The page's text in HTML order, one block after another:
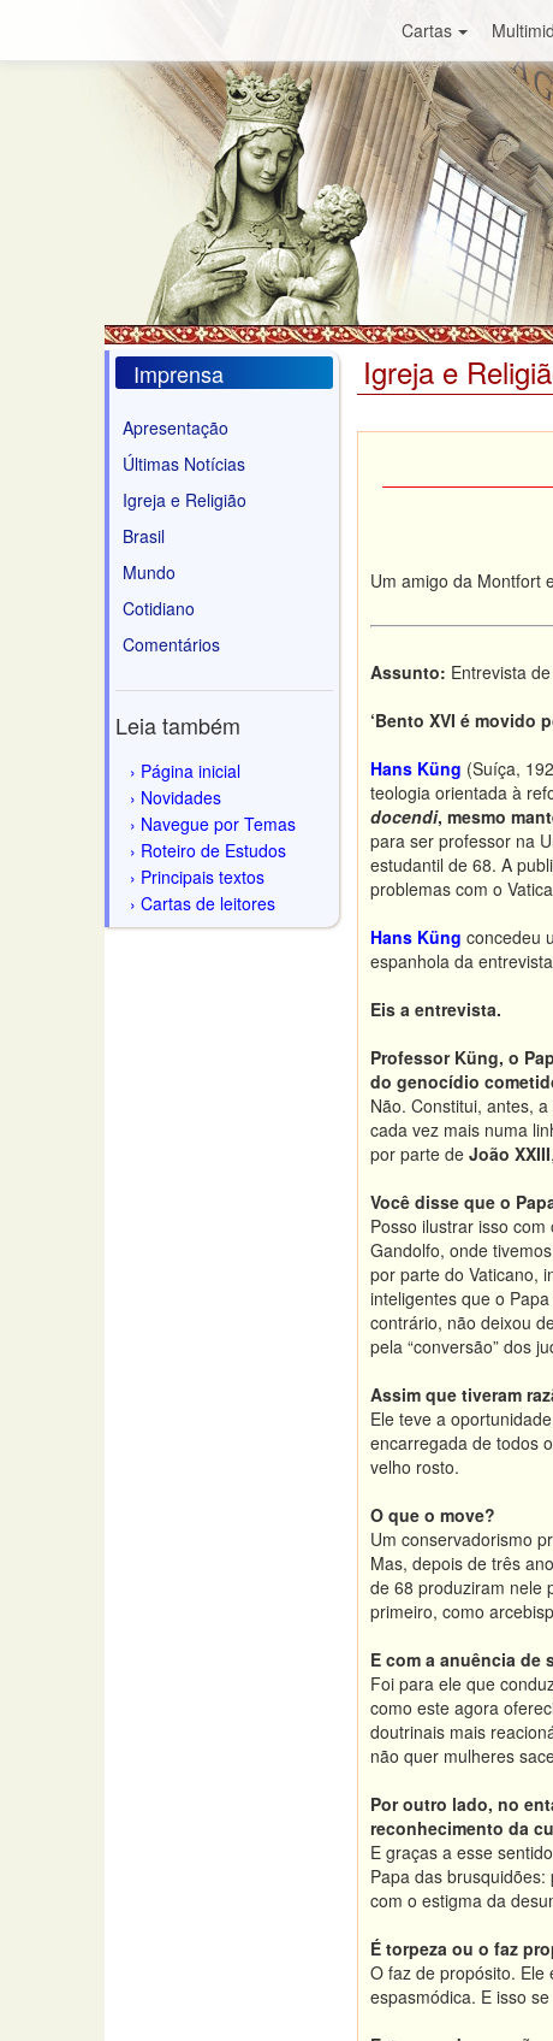
Cartas
Imprensa
Apresentação
Últimas Notícias
Igreja e Religião
Brasil
Mundo
Cotidiano
Comentários
Leia também
Página inicial
Novidades
Navegue por Temas
Roteiro de Estudos
Principais textos
Cartas de leitores
Igreja e
Um amigo da Montfort
Assunto: Entrevista
‘Bento XVI é movido
Hans Küng (Suíça,
teologia orientada à
docendi, mesmo
para ser professor na
estudantil de 68. A
problemas com o
Hans Küng concedeu
espanhola da
Eis a entrevista.
Professor Küng, o
do genocídio
Não. Constitui, antes,
cada vez mais numa
por parte de João XXIII
Você disse que o
Posso ilustrar isso
Gandolfo, onde
por parte do Vaticano,
inteligentes que o
contrário, não deixou
pela “conversão” dos
Assim que tiveram
Ele teve a
encarregada de todos
velho rosto.
O que o move?
Um conservadorismo
Mas, depois de três
de 68 produziram nele
primeiro, como
E com a anuência de
Foi para ele que
como este agora
doutrinais mais
não quer mulheres
Por outro lado, no
reconhecimento da
E graças a esse
Papa das
com o estigma da
É torpeza ou o faz
O faz de propósito.
espasmódica. E isso